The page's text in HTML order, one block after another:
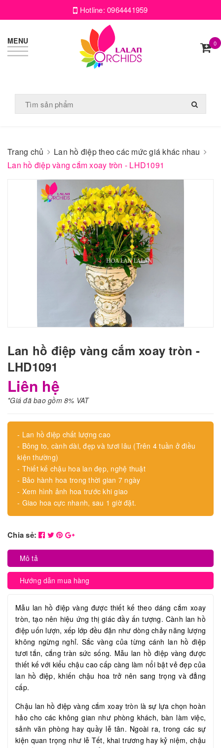
Hotline:0964441959
MENU 0
Trang chủ
Lan hồ điệp theo các mức giá khác nhau
Lan hồ điệp vàng cắm xoay tròn - LHD1091
Lan hồ điệp vàng cắm xoay tròn -
LHD1091
Liên hệ
*Giá đã bao gồm 8% VAT
- Lan hồ điệp chất lượng cao
- Bông to, cành dài, đẹp và tươi lâu (Trên 4 tuần ở điều
kiện thường)
- Thiết kế chậu hoa lan đẹp, nghệ thuật
- Bảo hành hoa trong thời gian 7 ngày
- Xem hình ảnh hoa trước khi giao
- Giao hoa cực nhanh, sau 1 giờ đặt.
Chia sẻ:
Mô tả
Hướng dẫn mua hàng
Mẫu lan hồ điệp vàng được thiết kế theo dáng cắm xoay
tròn, tạo nên hiệu ứng thị giác đầy ấn tượng. Cành lan hồ
điệp uốn lượn, xếp lớp đều đặn như dòng chảy năng lượng
không ngừng nghỉ. Sắc vàng của từng cánh lan hồ điệp
tươi tắn, cắng tràn sức sống. Mẫu lan hồ điệp vàng được
thiết kế với kiểu chậu cao cấp càng làm nổi bật vẻ đẹp của
lan hồ điệp, khiến chậu hoa trở nên sang trọng và đẳng
cấp.
Chậu lan hồ điệp vàng cắm xoay tròn là sự lựa chọn hoàn
hảo cho các không gian như phòng khách, bàn làm việc,
sảnh văn phòng hay quầy lễ tân. Ngoài ra, trong các sự
kiện quan trọng như lễ Tết, khai trương hay kỷ niệm, chậu